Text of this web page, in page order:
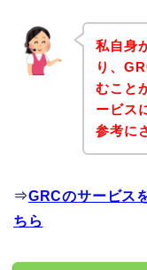
私自身
り、
むこと
ービス
参考に
⇒GRCのサービス
ちら